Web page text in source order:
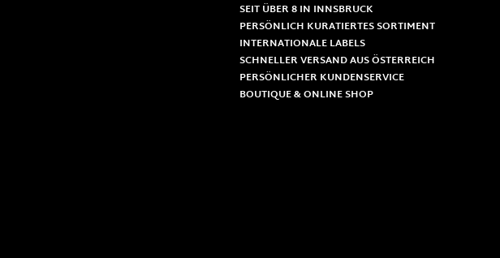
SEIT ÜBER 8 IN INNSBRUCK
PERSÖNLICH KURATIERTES SORTIMENT
INTERNATIONALE LABELS
SCHNELLER VERSAND AUS ÖSTERREICH
PERSÖNLICHER KUNDENSERVICE
BOUTIQUE & ONLINE SHOP